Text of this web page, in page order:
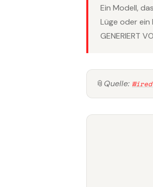
Ein Modell,
Lüge oder
GENERIERT
📎 Quelle: